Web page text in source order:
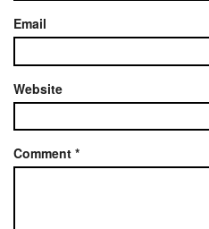
Email
Website
Comment *